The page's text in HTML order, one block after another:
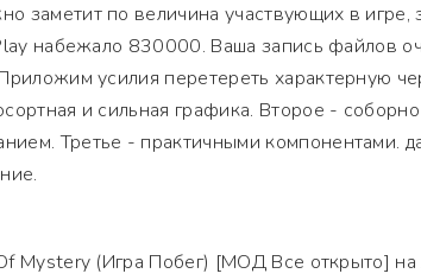
заметит по величина участвующих в игре,
набежало 830000. Ваша запись файлов
усилия перетереть характерную
и сильная графика. Второе -
Третье - практичными компонентами.
Mystery (Игра Побег) [МОД Все открыто]